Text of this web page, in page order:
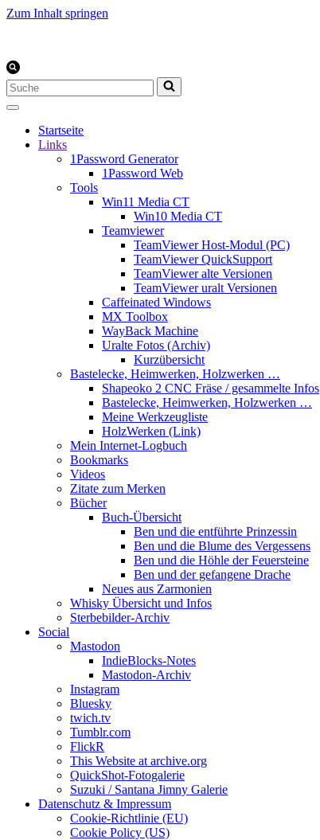
Zum Inhalt springen
Suchen
nach …
Startseite
Links
1Password Generator
1Password Web
Tools
Win11 Media CT
Win10 Media CT
Teamviewer
TeamViewer Host-Modul (PC)
TeamViewer QuickSupport
TeamViewer alte Versionen
TeamViewer uralt Versionen
Caffeinated Windows
MX Toolbox
WayBack Machine
Uralte Fotos (Archiv)
Kurzübersicht
Bastelecke, Heimwerken, Holzwerken …
Shapeoko 2 CNC Fräse / gesammelte Infos
Bastelecke, Heimwerken, Holzwerken …
Meine Werkzeugliste
HolzWerken (Link)
Mein Internet-Logbuch
Bookmarks
Videos
Zitate zum Merken
Bücher
Buch-Übersicht
Ben und die entführte Prinzessin
Ben und die Blume des Vergessens
Ben und die Höhle der Feuersteine
Ben und der gefangene Drache
Neues aus Zarmonien
Whisky Übersicht und Infos
Sterbebilder-Archiv
Social
Mastodon
IndieBlocks-Notes
Mastodon-Archiv
Instagram
Bluesky
twich.tv
Tumblr.com
FlickR
This Website at archive.org
QuickShot-Fotogalerie
Suzuki / Santana Jimny Galerie
Datenschutz & Impressum
Cookie-Richtlinie (EU)
Cookie Policy (US)